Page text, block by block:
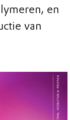
en
van